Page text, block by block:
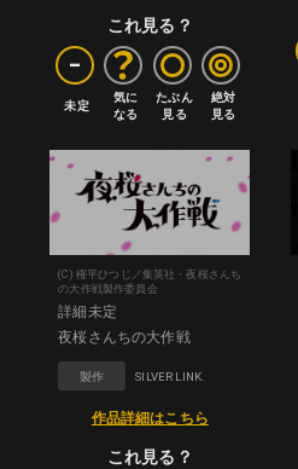
これ見る？
-
未定
気に
なる
たぶん
見る
絶対
見る
(C) 権平ひつじ／集英社・夜桜さんち
の大作戦製作委員会
詳細未定
夜桜さんちの大作戦
製作 SILVER LINK.
作品詳細はこちら
これ見る？